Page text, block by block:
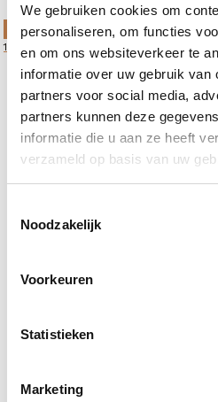
We gebruiken cookies om
personaliseren, om functies
en om ons websiteverkeer te
informatie over uw gebruik van
partners voor social media,
partners kunnen deze
informatie die u aan ze heeft
verzameld op basis van uw
Noodzakelijk
Voorkeuren
Statistieken
Marketing
OP NABESTELLING
10ml